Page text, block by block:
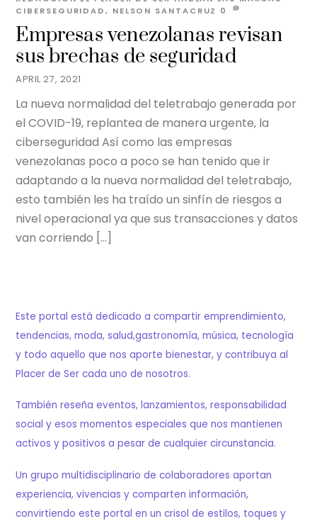
APRIL 27, 2021
Empresas venezolanas revisan
sus brechas de seguridad
CIBERSEGURIDAD, NELSON SANTACRUZ 0
La nueva normalidad del teletrabajo generada por
el COVID-19, replantea de manera urgente, la
ciberseguridad Así como las empresas
venezolanas poco a poco se han tenido que ir
adaptando a la nueva normalidad del teletrabajo,
esto también les ha traído un sinfín de riesgos a
nivel operacional ya que sus transacciones y datos
van corriendo […]
Este portal está dedicado a compartir emprendimiento,
tendencias, moda, salud,gastronomía, música, tecnología
y todo aquello que nos aporte bienestar, y contribuya al
Placer de Ser cada uno de nosotros.
También reseña eventos, lanzamientos, responsabilidad
social y esos momentos especiales que nos mantienen
activos y positivos a pesar de cualquier circunstancia.
Un grupo multidisciplinario de colaboradores aportan
experiencia, vivencias y comparten información,
convirtiendo este portal en un crisol de estilos, toques y